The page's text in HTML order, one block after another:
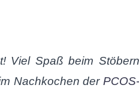
Viel Spaß beim Stöbern
Nachkochen der PCOS-